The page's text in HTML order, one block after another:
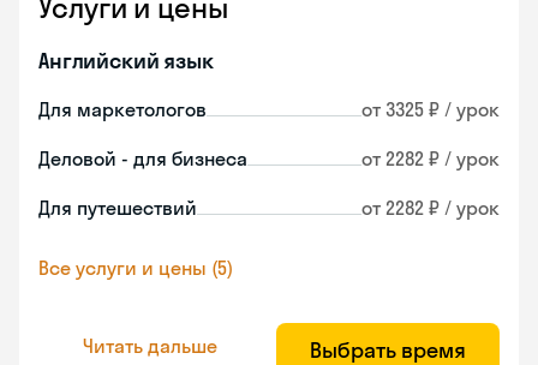
Услуги и цены
Английский язык
Для маркетологов от 3325 ₽ / урок
Деловой - для бизнеса от 2282 ₽ / урок
Для путешествий от 2282 ₽ / урок
Все услуги и цены (5)
Читать дальше Выбрать время